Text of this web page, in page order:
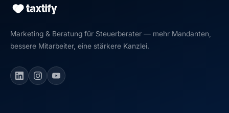
Marketing & Beratung für Steuerberater — mehr Mandanten,
bessere Mitarbeiter, eine stärkere Kanzlei.